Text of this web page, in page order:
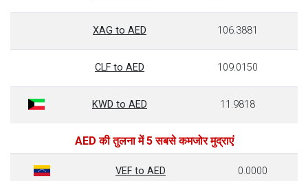
XAG to AED 106.3881
CLF to AED 109.0150
KWD to AED 11.9818
AED की तुलना में 5 सबसे कमजोर मुद्राएं
VEF to AED 0.0000